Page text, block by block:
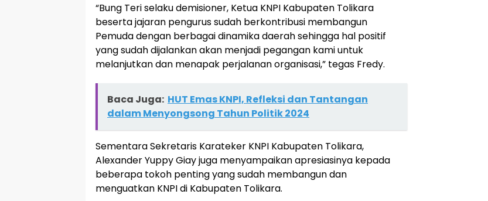
“Bung Teri selaku demisioner, Ketua KNPI Kabupaten Tolikara
beserta jajaran pengurus sudah berkontribusi membangun
Pemuda dengan berbagai dinamika daerah sehingga hal positif
yang sudah dijalankan akan menjadi pegangan kami untuk
melanjutkan dan menapak perjalanan organisasi,” tegas Fredy.
Baca Juga: HUT Emas KNPI, Refleksi dan Tantangan
dalam Menyongsong Tahun Politik 2024
Sementara Sekretaris Karateker KNPI Kabupaten Tolikara,
Alexander Yuppy Giay juga menyampaikan apresiasinya kepada
beberapa tokoh penting yang sudah membangun dan
menguatkan KNPI di Kabupaten Tolikara.